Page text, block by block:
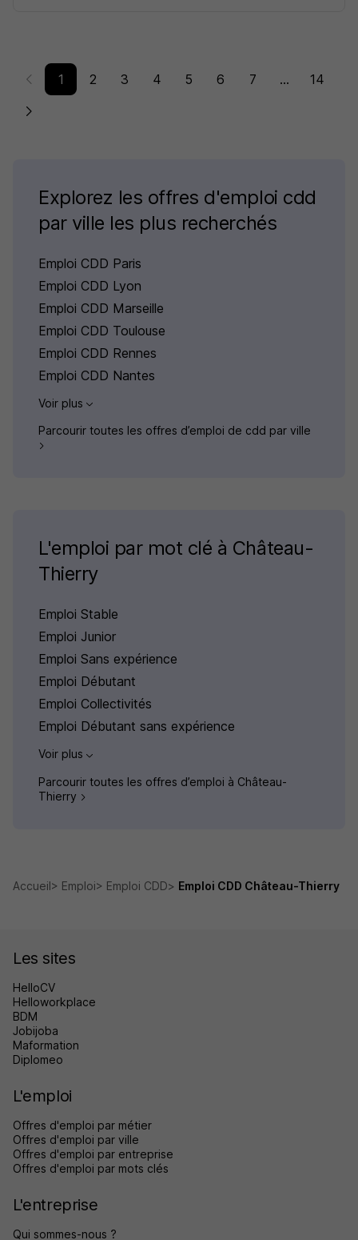
1 2 3 4 5 6 7 ... 14
Explorez les offres d'emploi cdd
par ville les plus recherchés
Emploi CDD Paris
Emploi CDD Lyon
Emploi CDD Marseille
Emploi CDD Toulouse
Emploi CDD Rennes
Emploi CDD Nantes
Voir plus
Parcourir toutes les offres d’emploi de cdd par ville
L'emploi par mot clé à Château-
Thierry
Emploi Stable
Emploi Junior
Emploi Sans expérience
Emploi Débutant
Emploi Collectivités
Emploi Débutant sans expérience
Voir plus
Parcourir toutes les offres d’emploi à Château-
Thierry
Accueil Emploi Emploi CDD Emploi CDD Château-Thierry
Les sites
HelloCV
Helloworkplace
BDM
Jobijoba
Maformation
Diplomeo
L'emploi
Offres d'emploi par métier
Offres d'emploi par ville
Offres d'emploi par entreprise
Offres d'emploi par mots clés
L'entreprise
Qui sommes-nous ?